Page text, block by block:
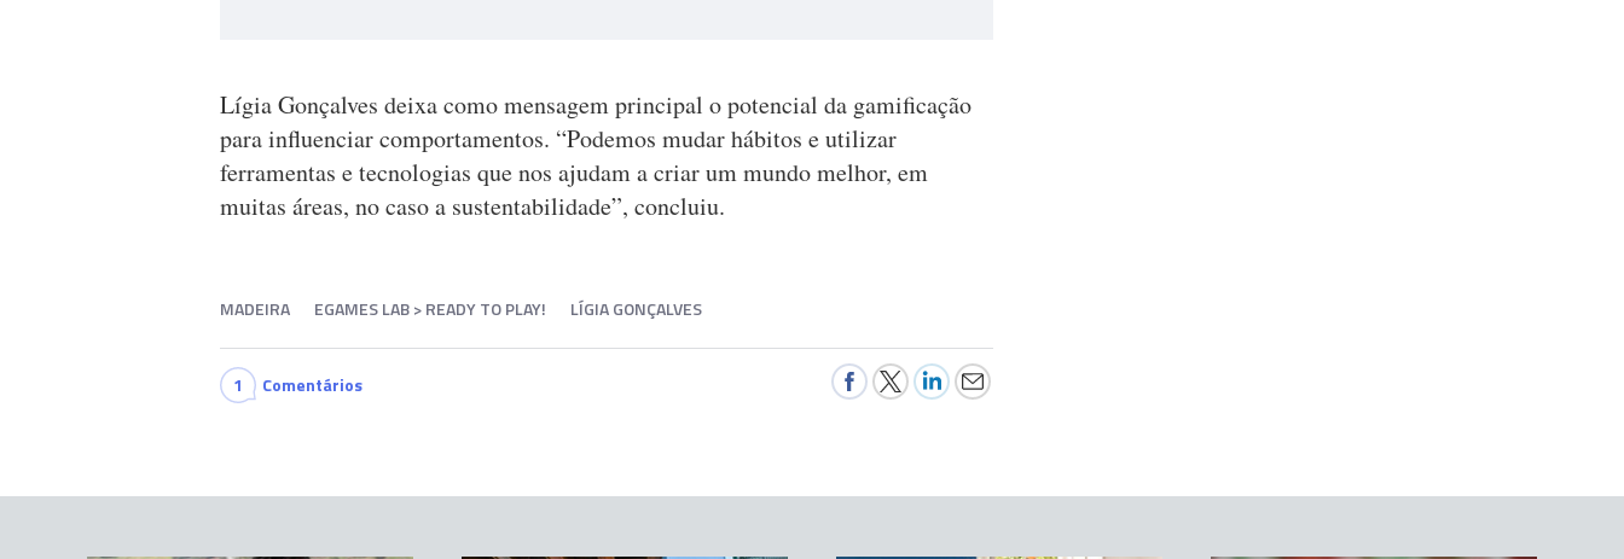
Lígia Gonçalves deixa como mensagem principal o potencial da gamificação
para influenciar comportamentos. “Podemos mudar hábitos e utilizar
ferramentas e tecnologias que nos ajudam a criar um mundo melhor, em
muitas áreas, no caso a sustentabilidade”, concluiu.
MADEIRA EGAMES LAB > READY TO PLAY! LÍGIA GONÇALVES
1 Comentários